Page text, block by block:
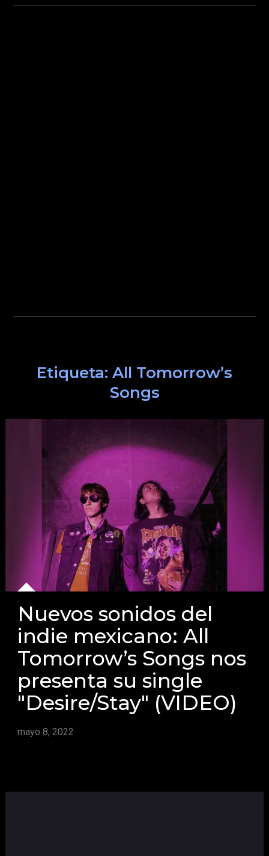
Etiqueta: All Tomorrow’s
Songs
Nuevos sonidos del
indie mexicano: All
Tomorrow’s Songs nos
presenta su single
"Desire/Stay" (VIDEO)
mayo 8, 2022